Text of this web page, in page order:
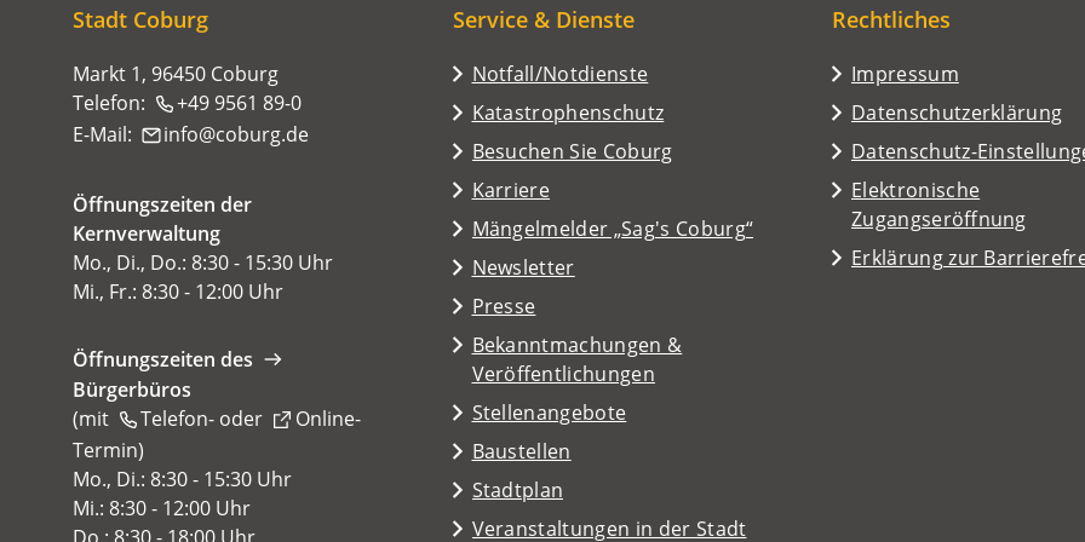
hier:
Stadt Coburg
Markt 1, 96450 Coburg
Telefon:
+49 9561 89-0
E-Mail:
info coburg de
Öffnungszeiten der
Kernverwaltung
Mo., Di., Do.: 8:30 - 15:30 Uhr
Mi., Fr.: 8:30 - 12:00 Uhr
Öffnungszeiten des
Bürgerbüros
(mit
Telefon- oder
Online-
Termin
(Öffnet
in
einem
)
Mo., Di.: 8:30 - 15:30 Uhr
Mi.: 8:30 - 12:00 Uhr
Service & Dienste
Notfall/Notdienste
Katastrophenschutz
Besuchen Sie Coburg
(Öffnet
in
neuen
Tab)
Karriere
Mängelmelder „Sag's Coburg“
(Öffnet
in
neuen
Tab)
Newsletter
Presse
Bekanntmachungen &
Veröffentlichungen
Stellenangebote
Baustellen
Stadtplan
(Öffnet
in Veranstaltungen in der Stadt
Rechtliches
Impressum
Datenschutzerklärung
Datenschutz-
Elektronische
Zugangseröffnung
Erklärung zur